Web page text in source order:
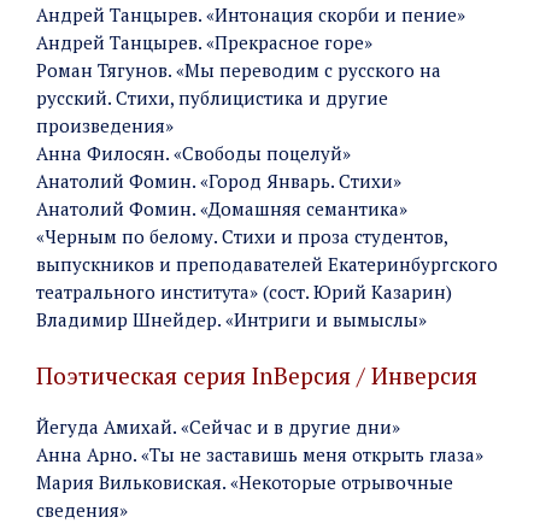
Андрей Танцырев. «Интонация скорби и пение»
Андрей Танцырев. «Прекрасное горе»
Роман Тягунов. «Мы переводим с русского на
русский. Стихи, публицистика и другие
произведения»
Анна Филосян. «Свободы поцелуй»
Анатолий Фомин. «Город Январь. Стихи»
Анатолий Фомин. «Домашняя семантика»
«Черным по белому. Стихи и проза студентов,
выпускников и преподавателей Екатеринбургского
театрального института» (сост. Юрий Казарин)
Владимир Шнейдер. «Интриги и вымыслы»
Поэтическая серия InВерсия / Инверсия
Йегуда Амихай. «Сейчас и в другие дни»
Анна Арно. «Ты не заставишь меня открыть глаза»
Мария Вильковиская. «Некоторые отрывочные
сведения»